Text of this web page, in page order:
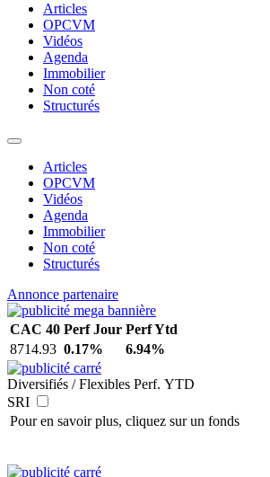
Articles
OPCVM
Vidéos
Agenda
Immobilier
Non coté
Structurés
Articles
OPCVM
Vidéos
Agenda
Immobilier
Non coté
Structurés
Annonce partenaire
CAC 40 Perf Jour Perf Ytd
8714.93 0.17% 6.94%
Diversifiés / Flexibles Perf. YTD
SRI
Pour en savoir plus, cliquez sur un fonds